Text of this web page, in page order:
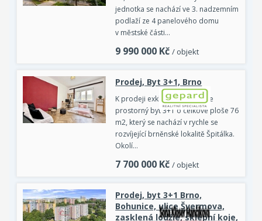
jednotka se nachází ve 3. nadzemním
podlaží ze 4 panelového domu
v městské části…
9 990 000 Kč / objekt
Prodej, Byt 3+1, Brno
K prodeji exkluzivně nabízíme
prostorný byt 3+1 o celkové ploše 76
m2, který se nachází v rychle se
rozvíjející brněnské lokalitě Špitálka.
Okolí…
7 700 000 Kč / objekt
Prodej, byt 3+1 Brno,
Bohunice, ulice Švermova,
zasklená lodžie, sklepní koje,